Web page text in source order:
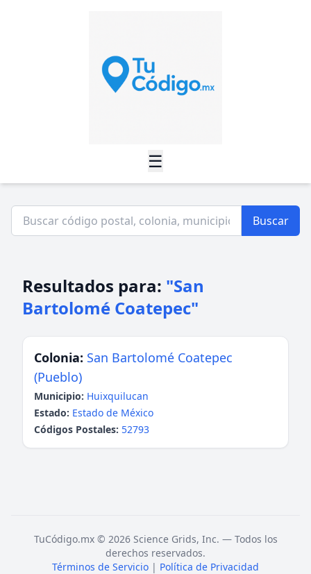
☰
Buscar
Resultados para: "San
Bartolomé Coatepec"
Colonia: San Bartolomé Coatepec
(Pueblo)
Municipio: Huixquilucan
Estado: Estado de México
Códigos Postales: 52793
TuCódigo.mx © 2026 Science Grids, Inc. — Todos los
derechos reservados.
Términos de Servicio | Política de Privacidad